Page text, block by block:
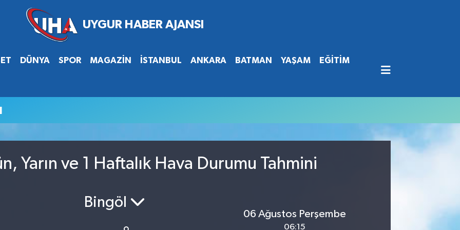
DÜNYA SPOR MAGAZİN İSTANBUL ANKARA BATMAN YAŞAM EĞİTİM
Yarın ve 1 Haftalık Hava Durumu Tahmini
Bingöl
06 Ağustos Perşembe
06:15